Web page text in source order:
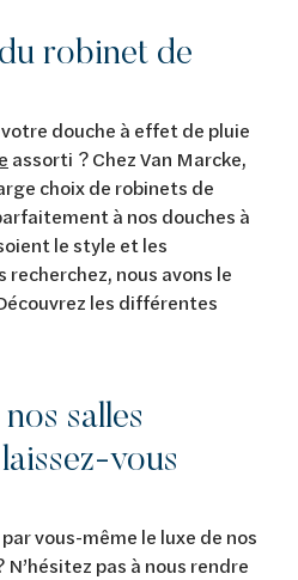
robinet de
douche à effet de pluie
assorti ? Chez Van Marcke,
choix de robinets de
à nos douches à
le style et les
nous avons le
les différentes
salles
vous
vous-même le luxe de nos
pas à nous rendre